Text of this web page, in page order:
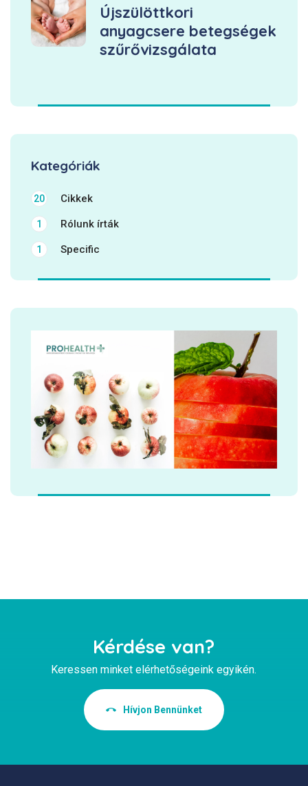
Újszülöttkori
anyagcsere betegségek
szűrővizsgálata
Kategóriák
Cikkek
20
Rólunk írták
1
Specific
1
Kérdése van?
Keressen minket elérhetőségeink egyikén.
Hívjon Bennünket